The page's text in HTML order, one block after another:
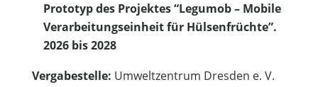
Prototyp des Projektes “Legumob – Mobile
Verarbeitungseinheit für Hülsenfrüchte”.
2026 bis 2028
Vergabestelle: Umweltzentrum Dresden e. V.